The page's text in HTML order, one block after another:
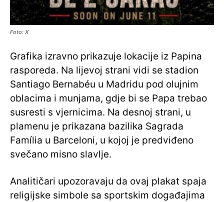
Foto: X
Grafika izravno prikazuje lokacije iz Papina
rasporeda. Na lijevoj strani vidi se stadion
Santiago Bernabéu u Madridu pod olujnim
oblacima i munjama, gdje bi se Papa trebao
susresti s vjernicima. Na desnoj strani, u
plamenu je prikazana bazilika Sagrada
Família u Barceloni, u kojoj je predviđeno
svečano misno slavlje.
Analitičari upozoravaju da ovaj plakat spaja
religijske simbole sa sportskim događajima